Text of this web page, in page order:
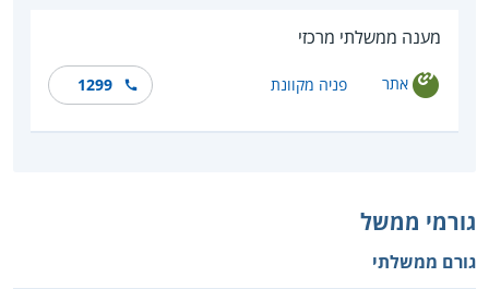
מענה ממשלתי מרכזי
אתר פניה מקוונת 1299
גורמי ממשל
גורם ממשלתי